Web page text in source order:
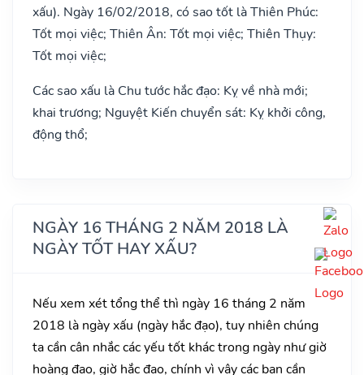
xấu). Ngày 16/02/2018, có sao tốt là Thiên Phúc:
Tốt mọi việc; Thiên Ân: Tốt mọi việc; Thiên Thụy:
Tốt mọi việc;
Các sao xấu là Chu tước hắc đạo: Kỵ về nhà mới;
khai trương; Nguyệt Kiến chuyển sát: Kỵ khởi công,
động thổ;
NGÀY 16 THÁNG 2 NĂM 2018 LÀ
NGÀY TỐT HAY XẤU?
Nếu xem xét tổng thể thì ngày 16 tháng 2 năm
2018 là ngày xấu (ngày hắc đạo), tuy nhiên chúng
ta cần cân nhắc các yếu tốt khác trong ngày như giờ
hoàng đạo, giờ hắc đạo, chính vì vậy các bạn cần